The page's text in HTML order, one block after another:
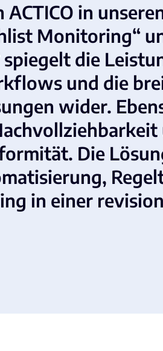
in
Monitoring“
die
und die
wider.
Die
in einer